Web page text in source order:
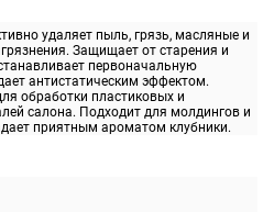
удаляет пыль, грязь, масляные и
Защищает от старения и
первоначальную
антистатическим эффектом.
обработки пластиковых и
салона. Подходит для молдингов и
приятным ароматом клубники.